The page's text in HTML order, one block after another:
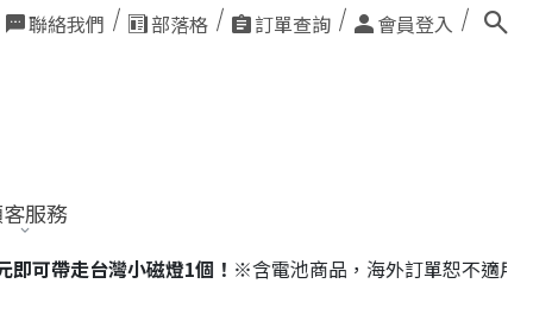
聯絡我們 部落格 訂單查詢 會員登入
服務
，海外訂單恕不適用。